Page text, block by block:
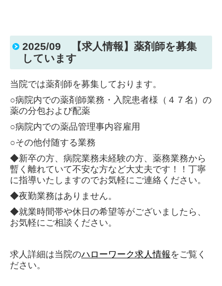
2025/09 【求人情報】薬剤師を募集
しています
当院では薬剤師を募集しております。
○病院内での薬剤師業務・入院患者様（４７名）の
薬の分包および配薬
○病院内での薬品管理事内容雇用
○その他付随する業務
◆新卒の方、病院業務未経験の方、薬務業務から
暫く離れていて不安な方など大丈夫です！！丁寧
に指導いたしますのでお気軽にご連絡ください。
◆夜勤業務はありません。
◆就業時間帯や休日の希望等がございましたら、
お気軽にご相談ください。
求人詳細は当院のハローワーク求人情報 をご覧く
ださい。